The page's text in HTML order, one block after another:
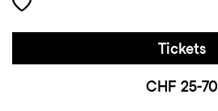
Tickets
CHF 25-70